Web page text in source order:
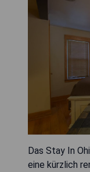
Das Stay In
eine kürzlich